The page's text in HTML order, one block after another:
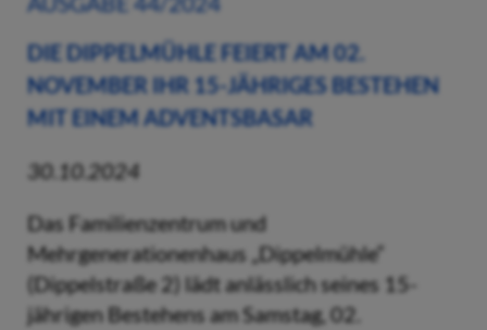
DIE DIPPELMÜHLE FEIERT AM 02.
NOVEMBER IHR 15-JÄHRIGES BESTEHEN
MIT EINEM ADVENTSBASAR
30.10.2024
Das Familienzentrum und
Mehrgenerationenhaus „Dippelmühle“
(Dippelstraße 2) lädt anlässlich seines 15-
jährigen Bestehens am Samstag, 02.